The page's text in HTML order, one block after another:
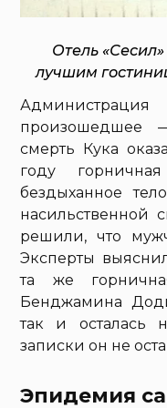
Отель
лучшим
произошедшее
смерть Кука
году
бездыханное
насильственной
решили, что
Эксперты
та же
Бенджамина
так и осталась
записки он не
Эпидемия